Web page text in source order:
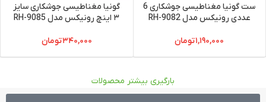
ست گونیا مغناطیسی جوشکاری 6
عددی رونیکس مدل RH-9082
۱,۱۹۰,۰۰۰تومان
گونیا مغناطیسی جوشکاری سایز
۳ اینچ رونیکس مدل RH-9085
۳۴۰,۰۰۰تومان
بارگیری بیشتر محصولات